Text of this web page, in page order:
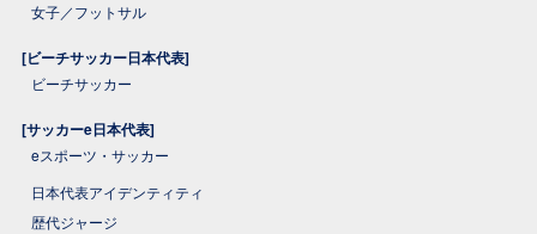
女子／フットサル
[ビーチサッカー日本代表]
ビーチサッカー
[サッカーe日本代表]
eスポーツ・サッカー
日本代表アイデンティティ
歴代ジャージ